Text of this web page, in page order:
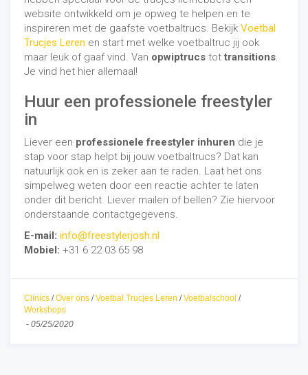
website ontwikkeld om je opweg te helpen en te
inspireren met de gaafste voetbaltrucs. Bekijk Voetbal
Trucjes Leren en start met welke voetbaltruc jij ook
maar leuk of gaaf vind. Van opwiptrucs tot transitions.
Je vind het hier allemaal!
Huur een professionele freestyler
in
Liever een professionele freestyler inhuren die je
stap voor stap helpt bij jouw voetbaltrucs? Dat kan
natuurlijk ook en is zeker aan te raden. Laat het ons
simpelweg weten door een reactie achter te laten
onder dit bericht. Liever mailen of bellen? Zie hiervoor
onderstaande contactgegevens.
E-mail: info@freestylerjosh.nl
Mobiel: +31 6 22 03 65 98
Clinics /Over ons /Voetbal Trucjes Leren /Voetbalschool /
Workshops
- 05/25/2020